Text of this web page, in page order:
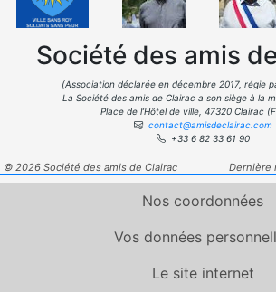
Société des amis
(Association déclarée en décembre 2017, régie
La Société des amis de Clairac a son siège à la
Place de l’Hôtel de ville, 47320 Clairac
contact@amisdeclairac.com
+33 6 82 33 61 90
© 2026 Société des amis de Clairac Dernière
Nos coordonnées
Vos données
Le site internet